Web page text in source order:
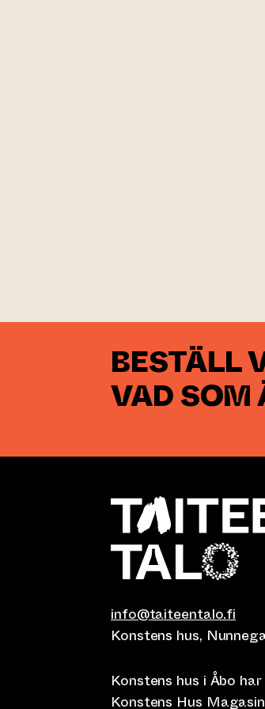
BESTÄLL
VAD SOM
info@taiteentalo.fi
Konstens hus,
Konstens hus i Åbo
Konstens Hus